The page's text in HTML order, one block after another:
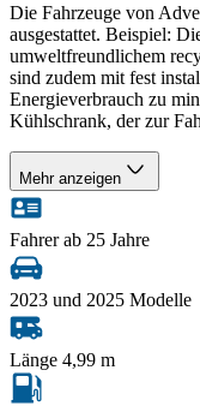
Die Fahrzeuge von
ausgestattet. Beispiel:
umweltfreundlichem
sind zudem mit fest
Energieverbrauch zu
Kühlschrank, der zur
Mehr anzeigen
Fahrer ab 25 Jahre
2023 und 2025 Modelle
Länge 4,99 m